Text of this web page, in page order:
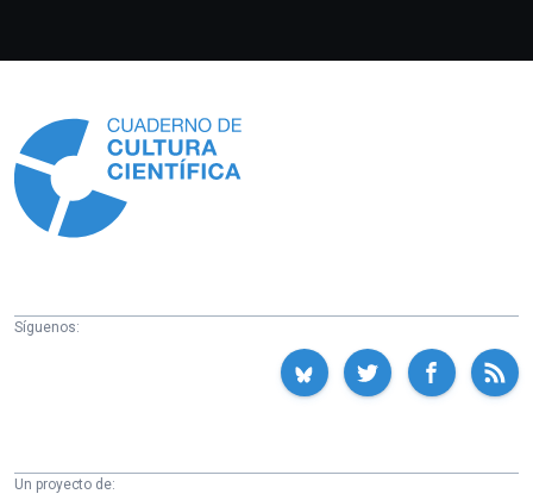
Síguenos:
Un proyecto de: